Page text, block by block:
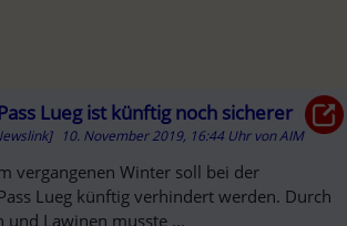
Lueg ist künftig noch sicherer
10. November 2019, 16:44 Uhr vonAIM
vergangenen Winter soll bei der
Lueg künftig verhindert werden. Durch
und Lawinen musste ...